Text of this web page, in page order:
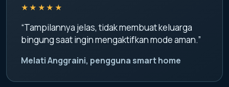
★★★★★
“Tampilannya jelas, tidak membuat keluarga
bingung saat ingin mengaktifkan mode aman.”
Melati Anggraini, pengguna smart home